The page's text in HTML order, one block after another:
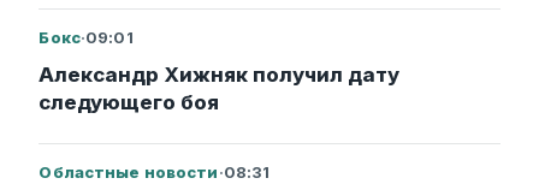
Бокс·09:01
Александр Хижняк получил дату
следующего боя
Областные новости·08:31